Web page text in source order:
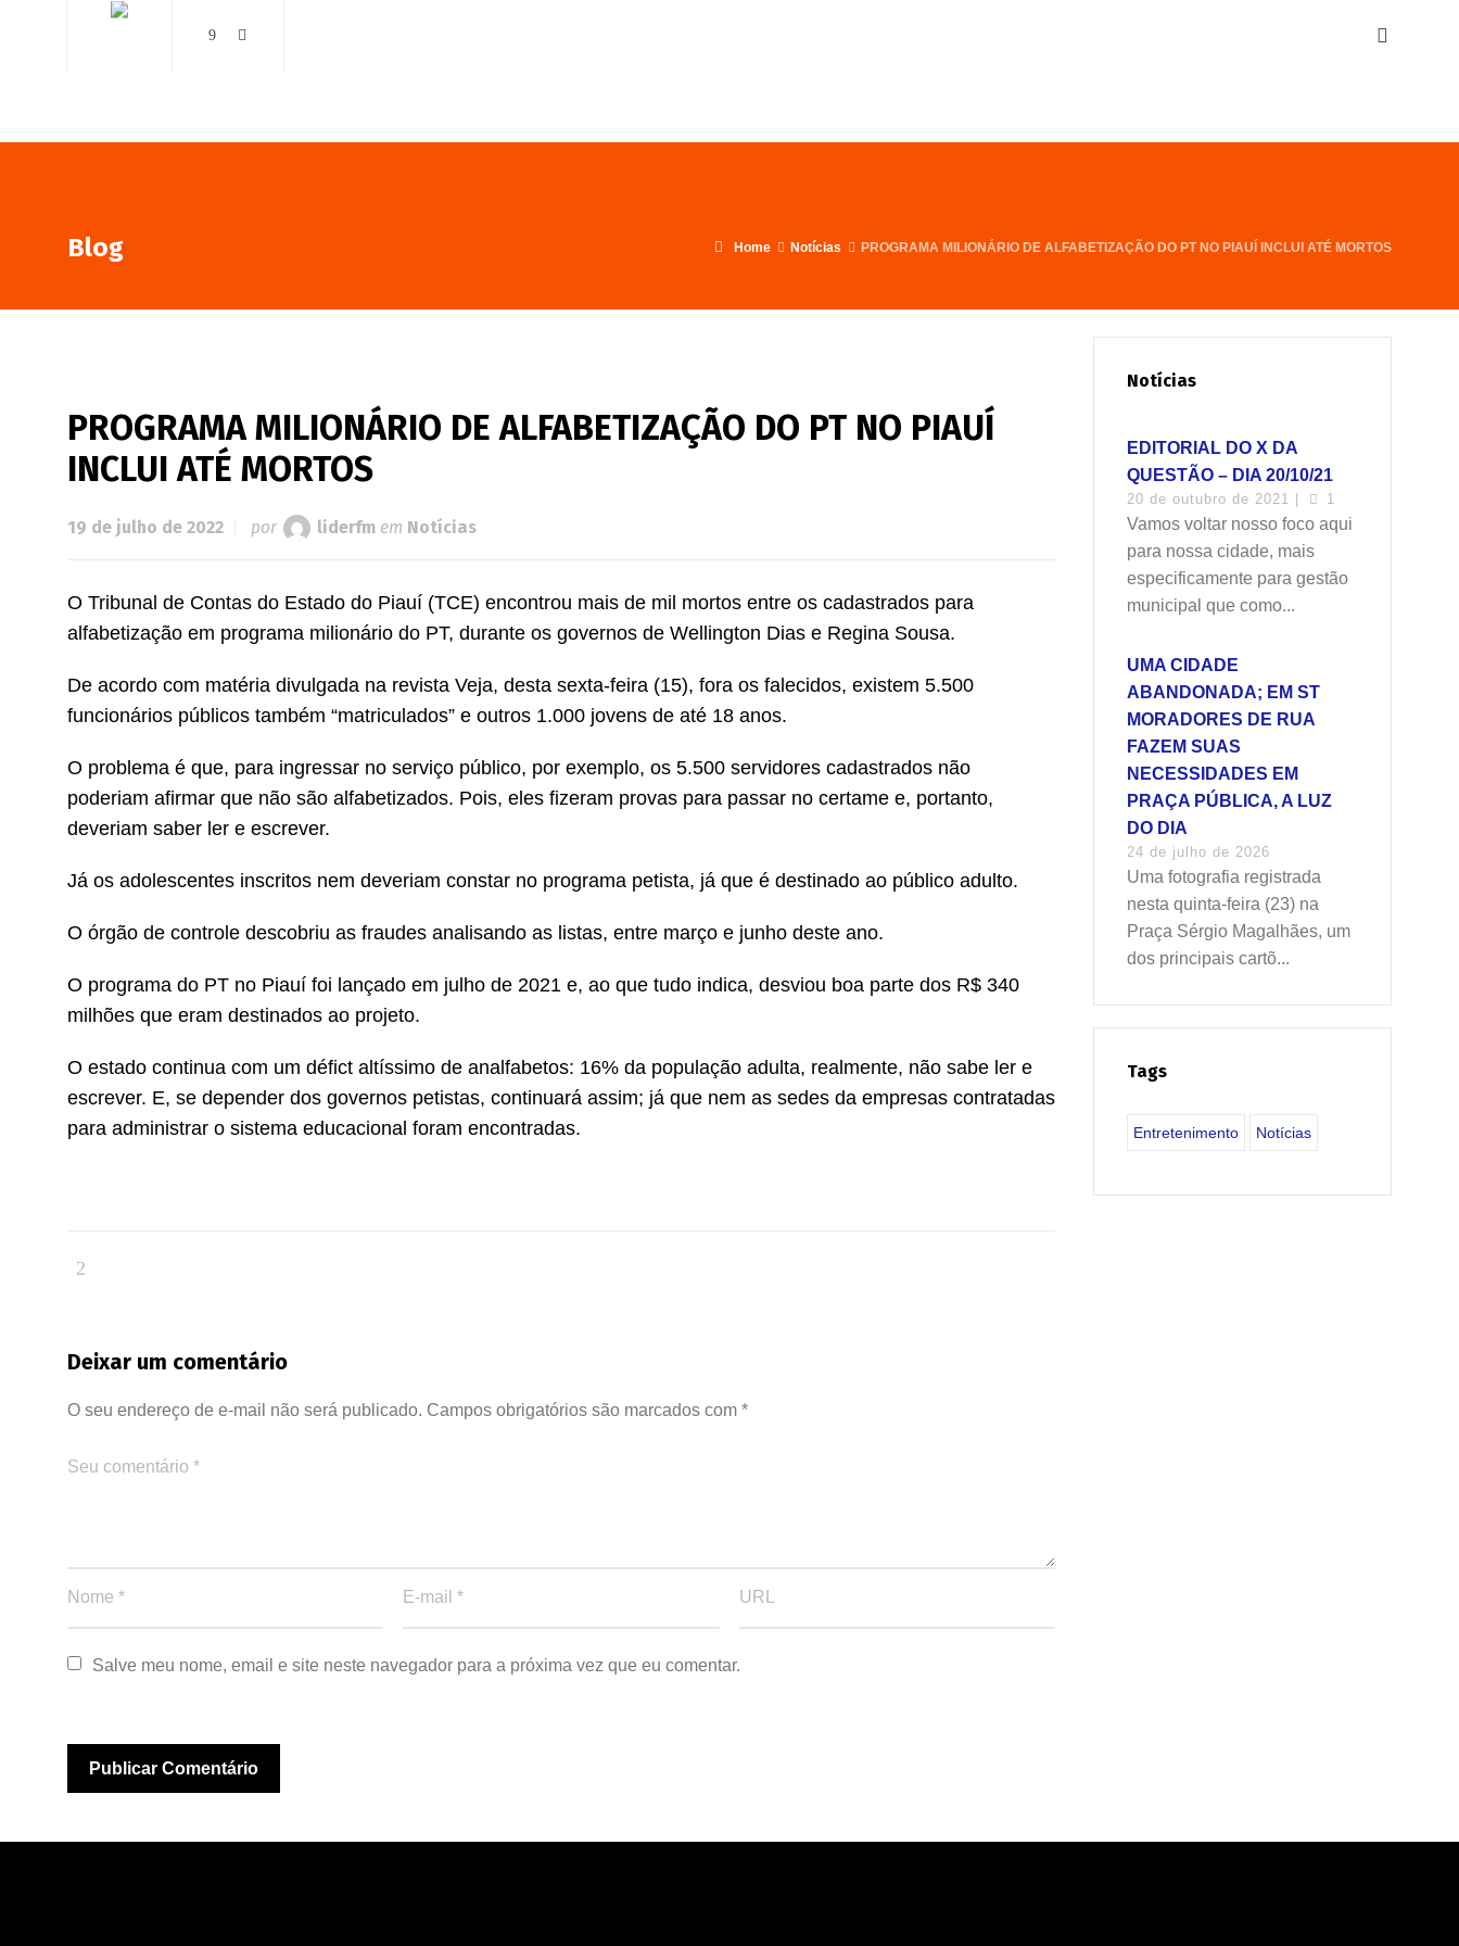
Blog Home Notícias PROGRAMA MILIONÁRIO DE ALFABETIZAÇÃO DO PT NO PIAUÍ INCLUI ATÉ MORTOS
PROGRAMA MILIONÁRIO DE ALFABETIZAÇÃO DO PT NO PIAUÍ
INCLUI ATÉ MORTOS
19 de julho de 2022 por liderfm em Notícias
O Tribunal de Contas do Estado do Piauí (TCE) encontrou mais de mil mortos entre os cadastrados para
alfabetização em programa milionário do PT, durante os governos de Wellington Dias e Regina Sousa.
De acordo com matéria divulgada na revista Veja, desta sexta-feira (15), fora os falecidos, existem 5.500
funcionários públicos também “matriculados” e outros 1.000 jovens de até 18 anos.
O problema é que, para ingressar no serviço público, por exemplo, os 5.500 servidores cadastrados não
poderiam afirmar que não são alfabetizados. Pois, eles fizeram provas para passar no certame e, portanto,
deveriam saber ler e escrever.
Já os adolescentes inscritos nem deveriam constar no programa petista, já que é destinado ao público adulto.
O órgão de controle descobriu as fraudes analisando as listas, entre março e junho deste ano.
O programa do PT no Piauí foi lançado em julho de 2021 e, ao que tudo indica, desviou boa parte dos R$ 340
milhões que eram destinados ao projeto.
O estado continua com um défict altíssimo de analfabetos: 16% da população adulta, realmente, não sabe ler e
escrever. E, se depender dos governos petistas, continuará assim; já que nem as sedes da empresas contratadas
para administrar o sistema educacional foram encontradas.
Deixar um comentário
O seu endereço de e-mail não será publicado. Campos obrigatórios são marcados com *
Salve meu nome, email e site neste navegador para a próxima vez que eu comentar.
Notícias
EDITORIAL DO X DA
QUESTÃO – DIA 20/10/21
20 de outubro de 2021 | 1
Vamos voltar nosso foco aqui
para nossa cidade, mais
especificamente para gestão
municipal que como...
UMA CIDADE
ABANDONADA; EM ST
MORADORES DE RUA
FAZEM SUAS
NECESSIDADES EM
PRAÇA PÚBLICA, A LUZ
DO DIA
24 de julho de 2026
Uma fotografia registrada
nesta quinta-feira (23) na
Praça Sérgio Magalhães, um
dos principais cartõ...
Tags
Entretenimento Notícias